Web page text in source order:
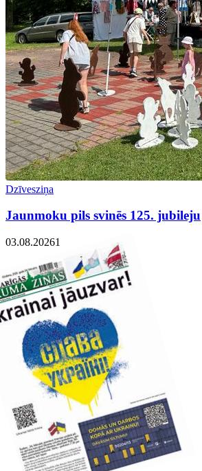
Dzīvesziņa
Jaunmoku pils svinēs 125. jubileju
03.08.20261